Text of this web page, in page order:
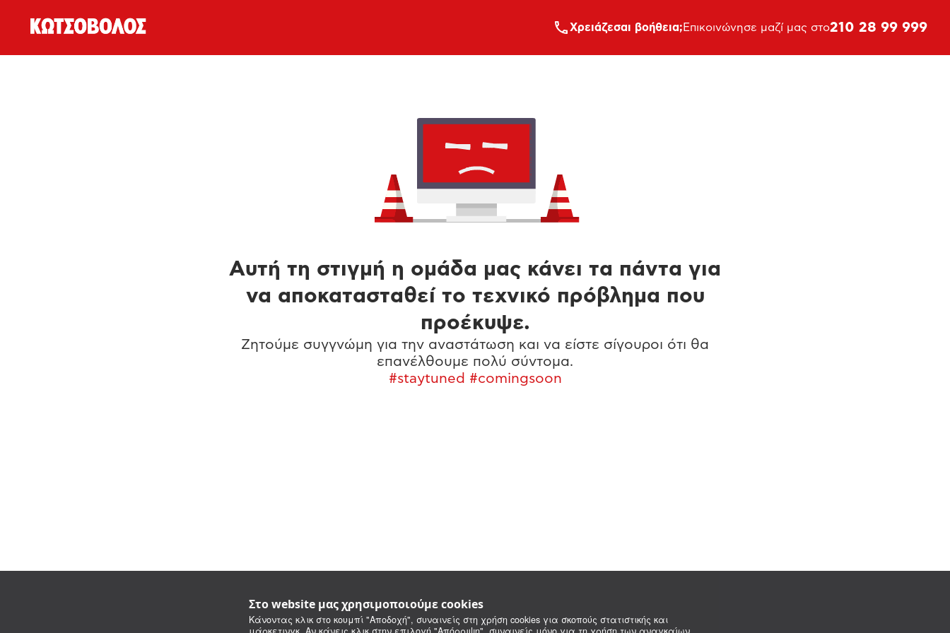
Στο website μας χρησιμοποιούμε cookies
Κάνοντας κλικ στο κουμπί "Αποδοχή", συναινείς στη χρήση cookies για σκοπούς στατιστικής και
Xρειάζεσαι βοήθεια; Επικοινώνησε μαζί μας στο210 28 99 999
Αυτή τη στιγμή η ομάδα μας κάνει τα πάντα για
να αποκατασταθεί το τεχνικό πρόβλημα που
προέκυψε.
Ζητούμε συγγνώμη για την αναστάτωση και να είστε σίγουροι ότι θα
επανέλθουμε πολύ σύντομα.
#staytuned #comingsoon